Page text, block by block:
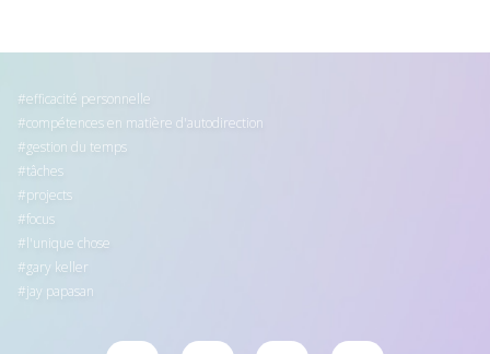
efficacité personnelle
compétences en matière d'autodirection
gestion du temps
tâches
projects
focus
l'unique chose
gary keller
jay papasan